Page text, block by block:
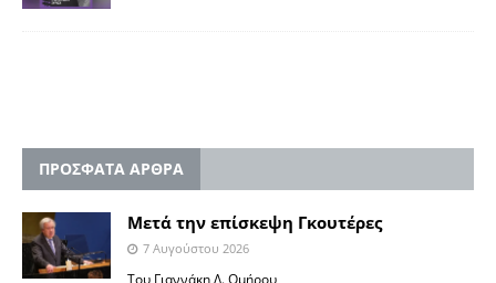
ΠΡΟΣΦΑΤΑ ΑΡΘΡΑ
Μετά την επίσκεψη Γκουτέρες
7 Αυγούστου 2026
Του Γιαννάκη Λ. Ομήρου